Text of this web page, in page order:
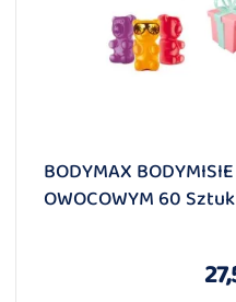
BODYMAX
OWOCOWYM 60